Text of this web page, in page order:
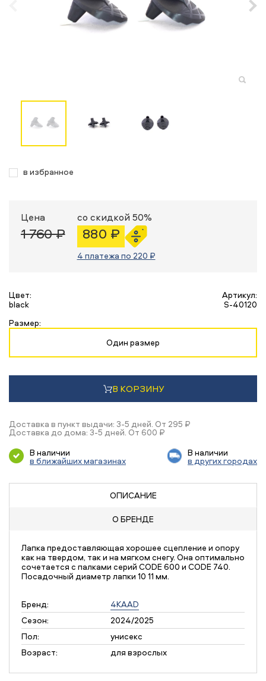
в избранное
Цена
1 760 ₽
со скидкой 50%
880 ₽
4 платежа по 220 ₽
Цвет:
black
Артикул:
S-40120
Размер:
Один размер
В КОРЗИНУ
Доставка в пункт выдачи: 3-5 дней. От 295 ₽
Доставка до дома: 3-5 дней. От 600 ₽
В наличии
в ближайших магазинах
В наличии
в других городах
ОПИСАНИЕ
О БРЕНДЕ
Лапка предоставляющая хорошее сцепление и опору
как на твердом, так и на мягком снегу. Она оптимально
сочетается с палками серий CODE 600 и CODE 740.
Посадочный диаметр лапки 10 11 мм.
Бренд:
4KAAD
Сезон:
2024/2025
Пол:
унисекс
Возраст:
для взрослых